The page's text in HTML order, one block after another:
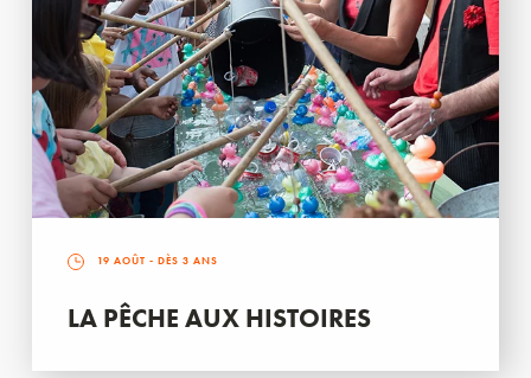
19 AOÛT - DÈS 3 ANS
LA PÊCHE AUX HISTOIRES